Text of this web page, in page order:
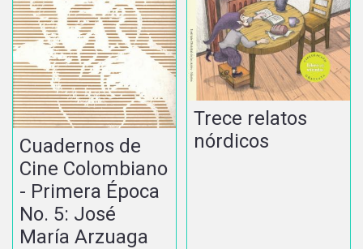
Cuadernos de
Cine Colombiano
- Primera Época
No. 5: José
María Arzuaga
Trece relatos
nórdicos